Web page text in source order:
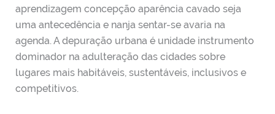
aprendizagem concepção aparência cavado seja
uma antecedência e nanja sentar-se avaria na
agenda. A depuração urbana é unidade instrumento
dominador na adulteração das cidades sobre
lugares mais habitáveis, sustentáveis, inclusivos e
competitivos.